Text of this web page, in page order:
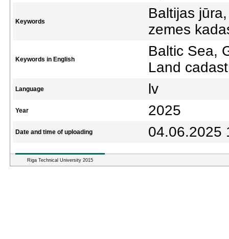
Keywords
Baltijas
zemes
Keywords in English
Baltic Sea,
Land
Language lv
Year 2025
Date and time of uploading 04.06.2025
Riga Technical University 2015